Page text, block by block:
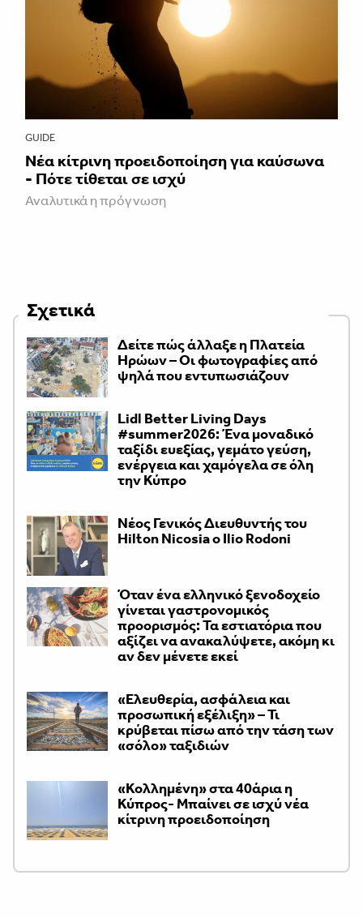
GUIDE
Νέα κίτρινη προειδοποίηση για καύσωνα
- Πότε τίθεται σε ισχύ
Αναλυτικά η πρόγνωση
Σχετικά
Δείτε πώς άλλαξε η Πλατεία
Ηρώων – Οι φωτογραφίες από
ψηλά που εντυπωσιάζουν
Lidl Better Living Days
#summer2026: Ένα μοναδικό
ταξίδι ευεξίας, γεμάτο γεύση,
ενέργεια και χαμόγελα σε όλη
την Κύπρο
Νέος Γενικός Διευθυντής του
Hilton Nicosia ο Ilio Rodoni
Όταν ένα ελληνικό ξενοδοχείο
γίνεται γαστρονομικός
προορισμός: Τα εστιατόρια που
αξίζει να ανακαλύψετε, ακόμη κι
αν δεν μένετε εκεί
«Ελευθερία, ασφάλεια και
προσωπική εξέλιξη» – Τι
κρύβεται πίσω από την τάση των
«σόλο» ταξιδιών
«Κολλημένη» στα 40άρια η
Κύπρος- Μπαίνει σε ισχύ νέα
κίτρινη προειδοποίηση